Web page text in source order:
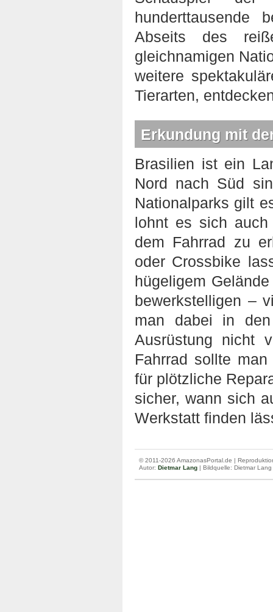
hunderttausende
Abseits des
gleichnamigen
weitere
Tierarten,
Erkundung mit
Brasilien ist ein
Nord nach Süd
Nationalparks gilt
lohnt es sich
dem Fahrrad zu
oder Crossbike
hügeligem
bewerkstelligen –
man dabei in
Ausrüstung nicht
Fahrrad sollte
für plötzliche
sicher, wann sich
Werkstatt finden
© 2011-2026 AmazonasPortal.de |
Autor: Dietmar Lang | Bildquelle: Dietmar